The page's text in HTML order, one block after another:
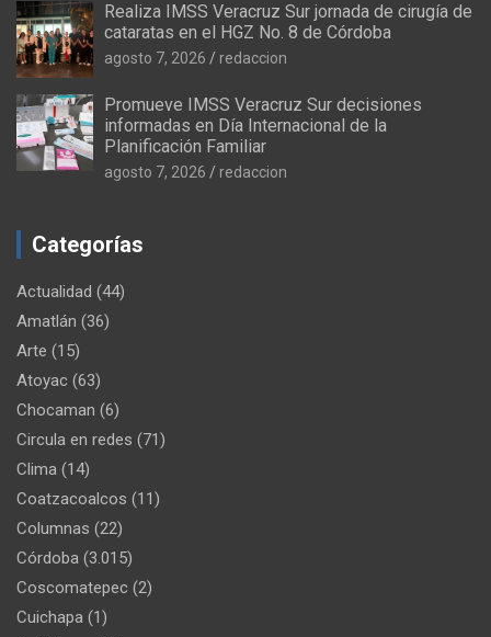
Realiza IMSS Veracruz Sur jornada de cirugía de
cataratas en el HGZ No. 8 de Córdoba
agosto 7, 2026 redaccion
Promueve IMSS Veracruz Sur decisiones
informadas en Día Internacional de la
Planificación Familiar
agosto 7, 2026 redaccion
Categorías
Actualidad (44)
Amatlán (36)
Arte (15)
Atoyac (63)
Chocaman (6)
Circula en redes (71)
Clima (14)
Coatzacoalcos (11)
Columnas (22)
Córdoba (3.015)
Coscomatepec (2)
Cuichapa (1)